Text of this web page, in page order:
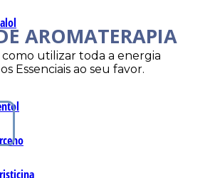
AROMATERAPIA
utilizar toda a energia
Essenciais ao seu favor.